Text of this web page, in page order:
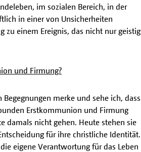
im sozialen Bereich, in der
in einer von Unsicherheiten
zu einem Ereignis, das nicht nur geistig
und Firmung?
merke und sehe ich, dass
Erstkommunion und Firmung
damals nicht gehen. Heute stehen sie
für ihre christliche Identität.
eigene Verantwortung für das Leben